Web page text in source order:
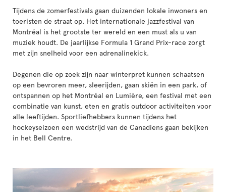
Tijdens de zomerfestivals gaan duizenden lokale inwoners en
toeristen de straat op. Het internationale jazzfestival van
Montréal is het grootste ter wereld en een must als u van
muziek houdt. De jaarlijkse Formula 1 Grand Prix-race zorgt
met zijn snelheid voor een adrenalinekick.
Degenen die op zoek zijn naar winterpret kunnen schaatsen
op een bevroren meer, sleerijden, gaan skiën in een park, of
ontspannen op het Montréal en Lumière, een festival met een
combinatie van kunst, eten en gratis outdoor activiteiten voor
alle leeftijden. Sportliefhebbers kunnen tijdens het
hockeyseizoen een wedstrijd van de Canadiens gaan bekijken
in het Bell Centre.